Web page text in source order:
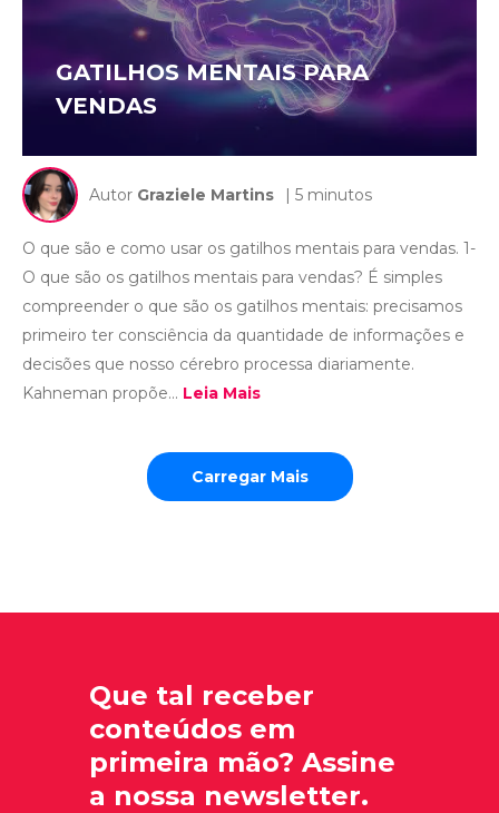
GATILHOS MENTAIS PARA
VENDAS
Autor Graziele Martins | 5 minutos
O que são e como usar os gatilhos mentais para vendas. 1-
O que são os gatilhos mentais para vendas? É simples
compreender o que são os gatilhos mentais: precisamos
primeiro ter consciência da quantidade de informações e
decisões que nosso cérebro processa diariamente.
Kahneman propõe... Leia Mais
Carregar Mais
Que tal receber
conteúdos em
primeira mão? Assine
a nossa newsletter.